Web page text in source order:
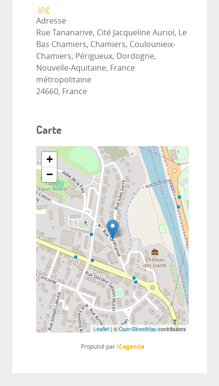
.jpg
Adresse
Rue Tananarive, Cité Jacqueline Auriol, Le
Bas Chamiers, Chamiers, Coulounieix-
Chamiers, Périgueux, Dordogne,
Nouvelle-Aquitaine, France
métropolitaine
24660, France
Carte
+
−
Leaflet | ©OpenStreetMapcontributors
Propulsé par iCagenda